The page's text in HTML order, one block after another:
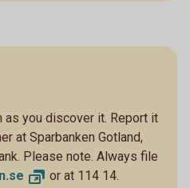
as you discover it. Report it
at Sparbanken Gotland,
Please note. Always file
se or at 114 14.